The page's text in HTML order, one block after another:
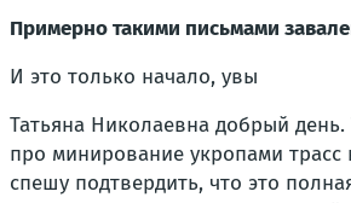
Примерно такими письмами
И это только начало, увы
Татьяна Николаевна добрый день.
про минирование укропами трасс
спешу подтвердить, что это